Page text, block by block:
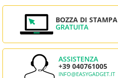
BOZZA DI STAMPA
GRATUITA
ASSISTENZA
+39 040761005
INFO@EASYGADGET.IT